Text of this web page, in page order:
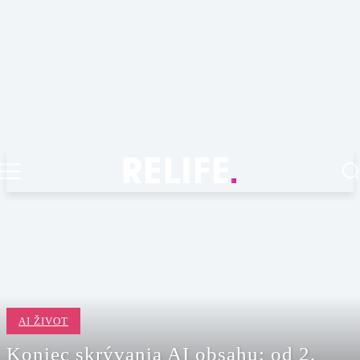
AI ŽIVOT
Koniec skrývania AI obsahu: od 2.